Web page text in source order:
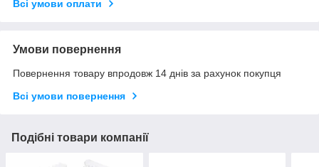
Всі умови оплати
Умови повернення
Повернення товару впродовж 14 днів за рахунок покупця
Всі умови повернення
Подібні товари компанії